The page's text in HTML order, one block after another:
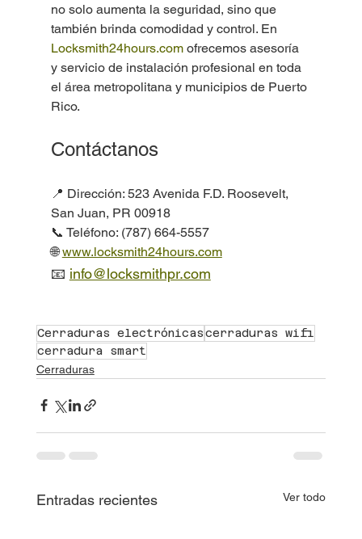
no solo aumenta la seguridad, sino que
también brinda comodidad y control. En
Locksmith24hours.com ofrecemos asesoría
y servicio de instalación profesional en toda
el área metropolitana y municipios de Puerto
Rico.
Contáctanos
📍 Dirección: 523 Avenida F.D. Roosevelt,
San Juan, PR 00918
📞 Teléfono: (787) 664-5557
🌐 www.locksmith24hours.com
📧 info@locksmithpr.com
Cerraduras electrónicascerraduras wifi
cerradura smart
Cerraduras
Entradas recientes Ver todo